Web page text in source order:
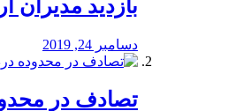
بازدید مدیران
دسامبر 24, 2019
تصادف در